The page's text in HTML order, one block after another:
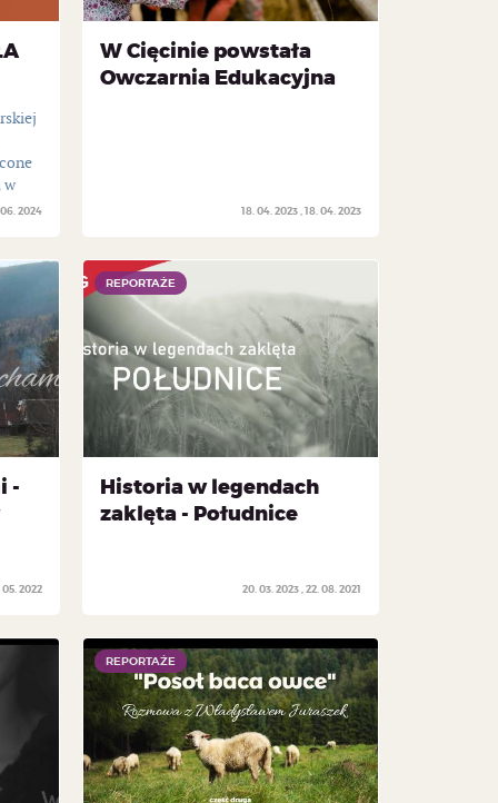
2024
w
W Cięcinie powstała
Owczarnia Edukacyjna
18. 04. 2023 18. 04. 2023
-
05. 2022
Historia w legendach
zaklęta - Południce
REPORTAŻE
20. 03. 2023 22. 08. 2021
REPORTAŻE
REPORTAŻE
REPORTAŻE